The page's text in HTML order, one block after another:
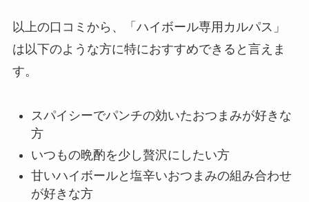
以上の口コミから、「ハイボール専用カルパス」
は以下のような方に特におすすめできると言えま
す。
スパイシーでパンチの効いたおつまみが好きな
方
いつもの晩酌を少し贅沢にしたい方
甘いハイボールと塩辛いおつまみの組み合わせ
が好きな方